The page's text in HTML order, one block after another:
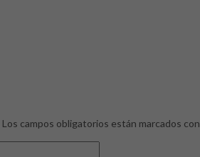
Los campos obligatorios están marcados con